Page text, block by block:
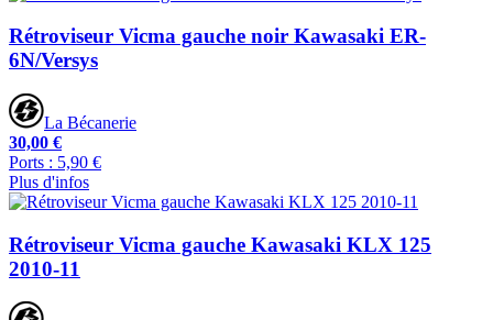
Rétroviseur Vicma gauche noir Kawasaki ER-
6N/Versys
La Bécanerie
30,00 €
Ports : 5,90 €
Plus d'infos
Rétroviseur Vicma gauche Kawasaki KLX 125
2010-11